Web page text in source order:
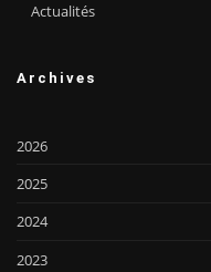
Actualités
Archives
2026
2025
2024
2023